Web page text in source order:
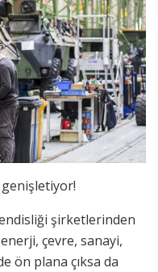
şirketlerinden
çevre, sanayi,
ön plana çıksa da